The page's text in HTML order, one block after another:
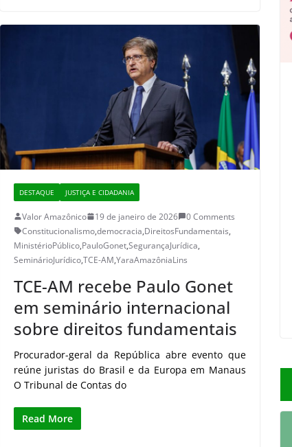
DESTAQUE JUSTIÇA E CIDADANIA
Valor Amazônico 19 de janeiro de 2026
0 Comments
Constitucionalismo,democracia,DireitosFundamentais,
MinistérioPúblico,PauloGonet,SegurançaJurídica,
SeminárioJurídico,TCE-AM,YaraAmazôniaLins
TCE-AM recebe Paulo Gonet
em seminário internacional
sobre direitos fundamentais
Procurador-geral da República abre evento que
reúne juristas do Brasil e da Europa em Manaus
O Tribunal de Contas do
Read More